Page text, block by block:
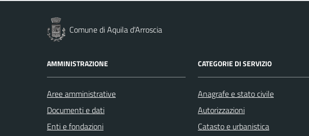
Comune di Aquila d'Arroscia
AMMINISTRAZIONE
Aree amministrative
Documenti e dati
Enti e fondazioni
CATEGORIE DI SERVIZIO
Anagrafe e stato civile
Autorizzazioni
Catasto e urbanistica